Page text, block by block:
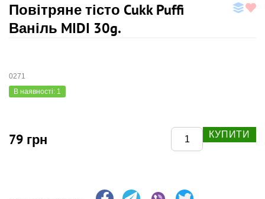
Повітряне тісто Cukk Puffi
Ваніль MIDI 30g.
0271
В наявності: 1
79 грн КУПИТИ